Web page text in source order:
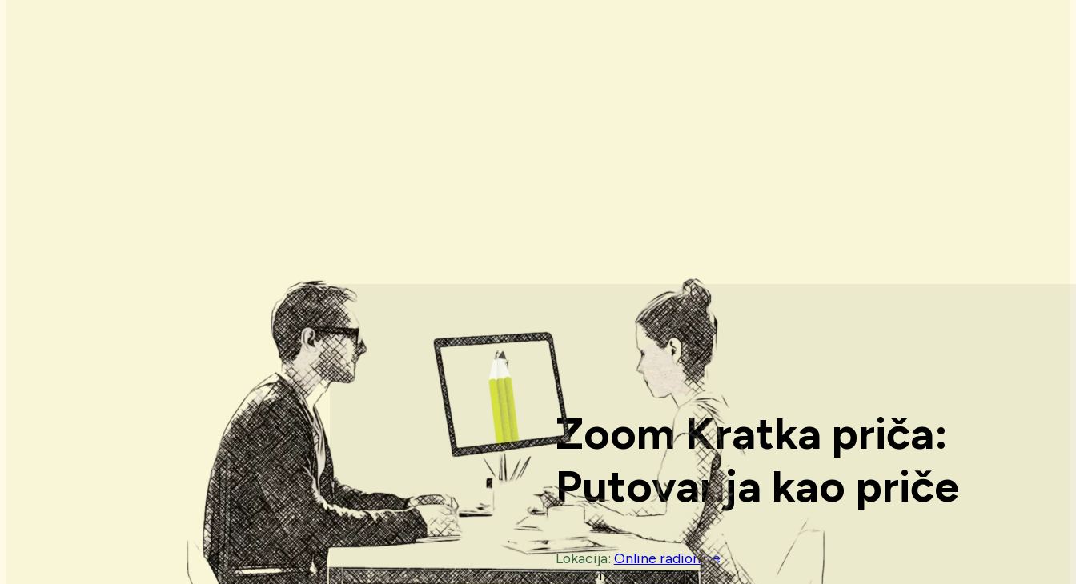
Zoom Kratka priča:
Putovanja kao priče
Lokacija: Online radionice
RADIONICA JE U NAJAVI